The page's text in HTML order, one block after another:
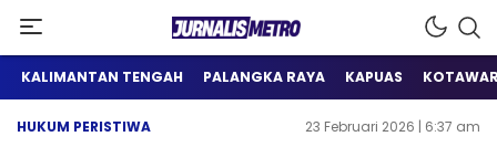
Jurnalis Metro
Satu Wadah Informasi
KALIMANTAN TENGAH PALANGKA RAYA KAPUAS
HUKUM PERISTIWA 23 Februari 2026 | 6:37 am